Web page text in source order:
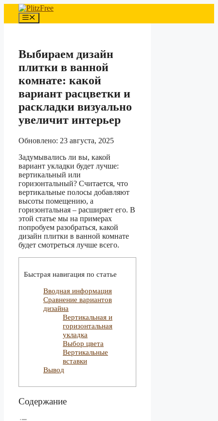
Перейти
содержимому
Меню
Выбираем дизайн
плитки в ванной
комнате: какой
вариант расцветки и
раскладки визуально
увеличит интерьер
Обновлено: 23 августа, 2025
Задумывались ли вы, какой
вариант укладки будет лучше:
вертикальный или
горизонтальный? Считается, что
вертикальные полосы добавляют
высоты помещению, а
горизонтальная – расширяет его. В
этой статье мы на примерах
попробуем разобраться, какой
дизайн плитки в ванной комнате
будет смотреться лучше всего.
Быстрая навигация по статье
Вводная информация
Сравнение вариантов
дизайна
Вертикальная и
горизонтальная
укладка
Выбор цвета
Вертикальные
вставки
Вывод
Содержание